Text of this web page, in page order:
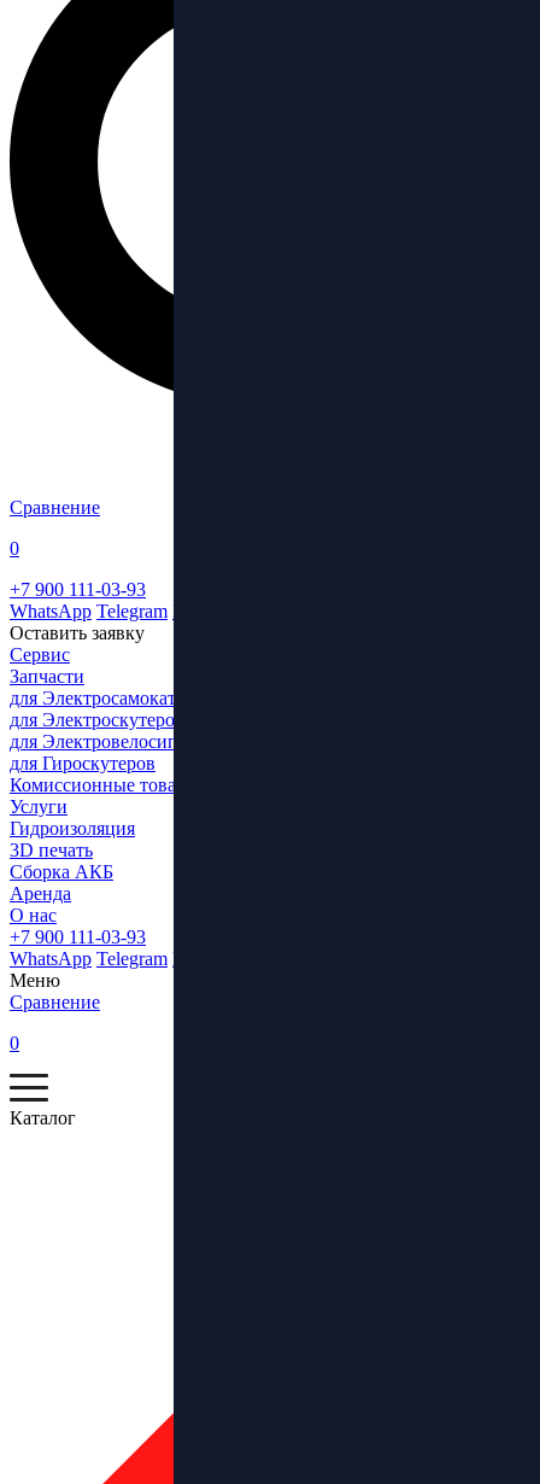
Сравнение
0
+7 900 111-03-93
WhatsApp Telegram ВКонтакте
Оставить заявку
Сервис
Запчасти
для Электросамокатов
для Электроскутеров
для Электровелосипедов
для Гироскутеров
Комиссионные товары
Услуги
Гидроизоляция
3D печать
Сборка АКБ
Аренда
О нас
+7 900 111-03-93
WhatsApp Telegram ВКонтакте
Меню
Сравнение
0
Каталог